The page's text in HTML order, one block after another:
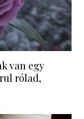
van egy
rólad,